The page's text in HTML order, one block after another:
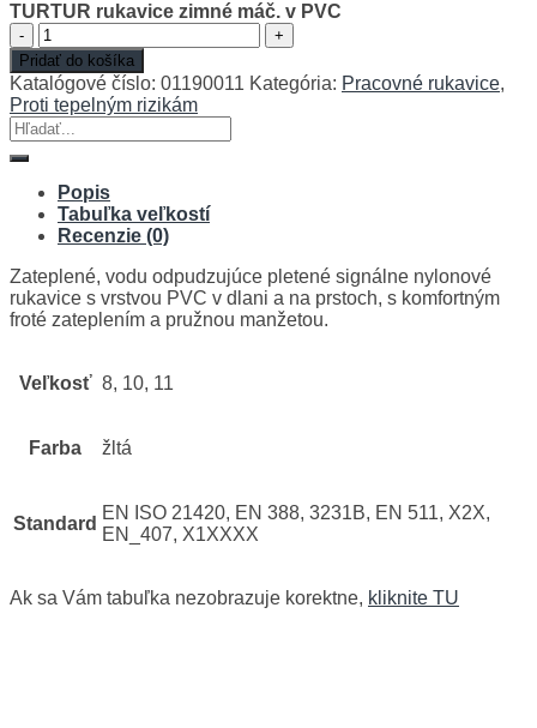
TURTUR rukavice zimné máč. v PVC
množstvo
TURTUR
rukavice
zimné
máč.
v
Pridať do košíka
Katalógové číslo: 01190011 Kategória: Pracovné rukavice,
Proti tepelným rizikám
Hľadať:
Popis
Tabuľka veľkostí
Recenzie (0)
Zateplené, vodu odpudzujúce pletené signálne nylonové
rukavice s vrstvou PVC v dlani a na prstoch, s komfortným
froté zateplením a pružnou manžetou.
Veľkosť 8, 10, 11
Farba žltá
Standard
EN ISO 21420, EN 388, 3231B, EN 511, X2X,
EN_407, X1XXXX
Ak sa Vám tabuľka nezobrazuje korektne, kliknite TU